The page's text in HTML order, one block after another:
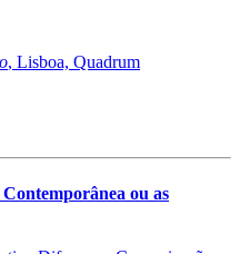
, Lisboa, Quadrum
ou as